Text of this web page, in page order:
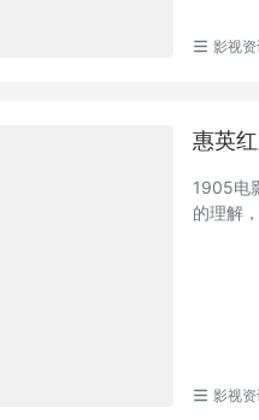
影视
惠英
1905电
的理解
影视